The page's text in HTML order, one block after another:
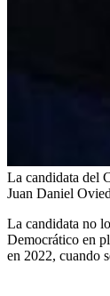
La candidata del
Juan Daniel
La candidata no
Democrático en
en 2022, cuando